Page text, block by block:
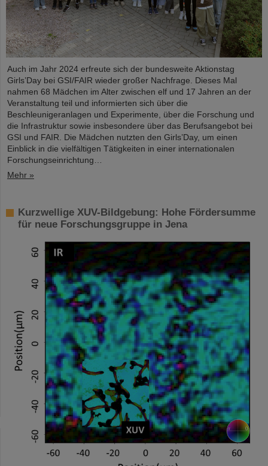
Auch im Jahr 2024 erfreute sich der bundesweite Aktionstag
Girls’Day bei GSI/FAIR wieder großer Nachfrage. Dieses Mal
nahmen 68 Mädchen im Alter zwischen elf und 17 Jahren an der
Veranstaltung teil und informierten sich über die
Beschleunigeranlagen und Experimente, über die Forschung und
die Infrastruktur sowie insbesondere über das Berufsangebot bei
GSI und FAIR. Die Mädchen nutzten den Girls’Day, um einen
Einblick in die vielfältigen Tätigkeiten in einer internationalen
Forschungseinrichtung…
Mehr »
Kurzwellige XUV-Bildgebung: Hohe Fördersumme
für neue Forschungsgruppe in Jena